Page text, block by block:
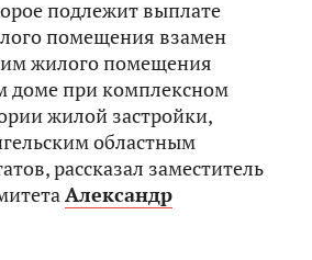
подлежит выплате
помещения взамен
жилого помещения
доме при комплексном
жилой застройки,
областным
рассказал заместитель
Александр